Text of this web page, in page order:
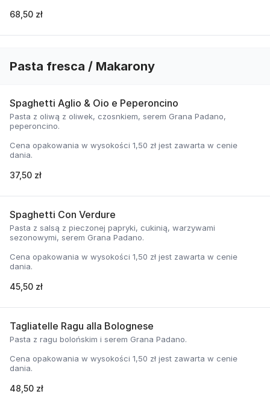
68,50 zł
Pasta fresca / Makarony
Spaghetti Aglio & Oio e Peperoncino
Pasta z oliwą z oliwek, czosnkiem, serem Grana Padano,
peperoncino.
Cena opakowania w wysokości 1,50 zł jest zawarta w cenie
dania.
37,50 zł
Spaghetti Con Verdure
Pasta z salsą z pieczonej papryki, cukinią, warzywami
sezonowymi, serem Grana Padano.
Cena opakowania w wysokości 1,50 zł jest zawarta w cenie
dania.
45,50 zł
Tagliatelle Ragu alla Bolognese
Pasta z ragu bolońskim i serem Grana Padano.
Cena opakowania w wysokości 1,50 zł jest zawarta w cenie
dania.
48,50 zł